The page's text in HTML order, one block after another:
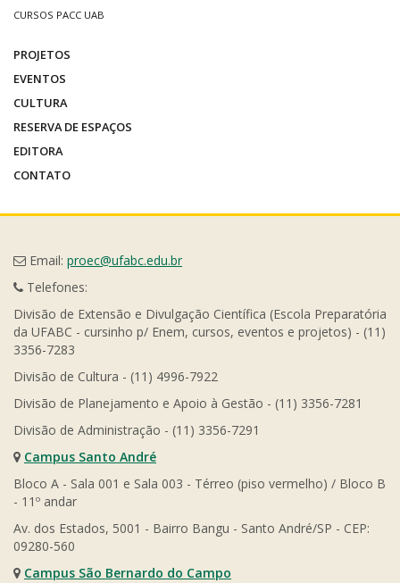
CURSOS PACC UAB
PROJETOS
EVENTOS
CULTURA
RESERVA DE ESPAÇOS
EDITORA
CONTATO
Email: proec@ufabc.edu.br
Telefones:
Divisão de Extensão e Divulgação Científica (Escola Preparatória
da UFABC - cursinho p/ Enem, cursos, eventos e projetos) - (11)
3356-7283
Divisão de Cultura - (11) 4996-7922
Divisão de Planejamento e Apoio à Gestão - (11) 3356-7281
Divisão de Administração - (11) 3356-7291
Campus Santo André
Bloco A - Sala 001 e Sala 003 - Térreo (piso vermelho) / Bloco B
- 11º andar
Av. dos Estados, 5001 - Bairro Bangu - Santo André/SP - CEP:
09280-560
Campus São Bernardo do Campo